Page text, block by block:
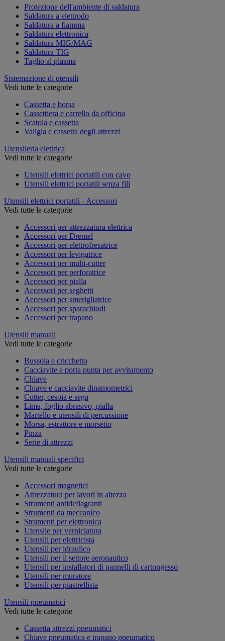
Protezione dell'ambiente di saldatura
Saldatura a elettrodo
Saldatura a fiamma
Saldatura elettronica
Saldatura MIG/MAG
Saldatura TIG
Taglio al plasma
Sistemazione di utensili
Vedi tutte le categorie
Cassetta e borsa
Cassettiera e carrello da officina
Scatola e cassetta
Valigia e cassetta degli attrezzi
Utensileria elettrica
Vedi tutte le categorie
Utensili elettrici portatili con cavo
Utensili elettrici portatili senza fili
Utensili elettrici portatili - Accessori
Vedi tutte le categorie
Accessori per attrezzatura elettrica
Accessori per Dremel
Accessori per elettrofresatrice
Accessori per levigatrice
Accessori per multi-cutter
Accessori per perforatrice
Accessori per pialla
Accessori per seghetti
Accessori per smerigliatrice
Accessori per sparachiodi
Accessori per trapano
Utensili manuali
Vedi tutte le categorie
Bussola e cricchetto
Cacciavite e porta punta per avvitamento
Chiave
Chiave e cacciavite dinamometrici
Cutter, cesoia e sega
Lima, foglio abrasivo, pialla
Martello e utensili di percussione
Morsa, estrattore e morsetto
Pinza
Serie di attrezzi
Utensili manuali specifici
Vedi tutte le categorie
Accessori magnetici
Attrezzatura per lavori in altezza
Strumenti antideflagranti
Strumenti da meccanico
Strumenti per elettronica
Utensile per verniciatura
Utensili per elettricista
Utensili per idraulico
Utensili per il settore aeronautico
Utensili per installatori di pannelli di cartongesso
Utensili per muratore
Utensili per piastrellista
Utensili pneumatici
Vedi tutte le categorie
Cassetta attrezzi pneumatici
Chiave pneumatica e trapano pneumatico